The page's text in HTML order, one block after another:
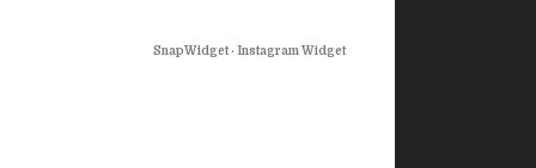
SnapWidget · Instagram Widget